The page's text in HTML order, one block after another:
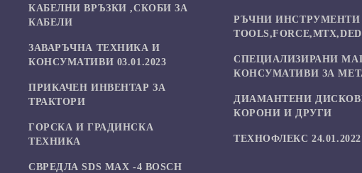
КАБЕЛНИ ВРЪЗКИ ,СКОБИ ЗА
КАБЕЛИ
ЗАВАРЪЧНА ТЕХНИКА И
КОНСУМАТИВИ 03.01.2023
ПРИКАЧЕН ИНВЕНТАР ЗА
ТРАКТОРИ
ГОРСКА И ГРАДИНСКА
ТЕХНИКА
СВРЕДЛА SDS MAX -4 BOSCH
РЪЧНИ ИНСТРУМЕНТИ
СПЕЦИАЛИЗИРАНИ
КОНСУМАТИВИ ЗА
ДИАМАНТЕНИ
КОРОНИ И ДРУГИ
ТЕХНОФЛЕКС 24.01.2022